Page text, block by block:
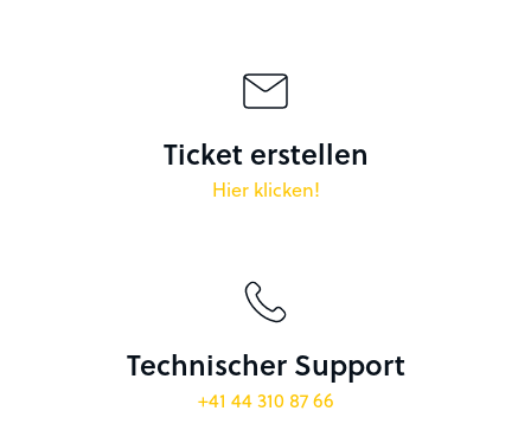
Ticket erstellen
Hier klicken!
Technischer Support
+41 44 310 87 66